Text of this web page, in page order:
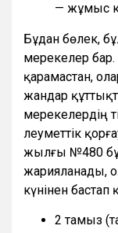
— жұмыс
Бұдан бөлек,
мерекелер
қарамастан,
жандар
мерекелердің
әлеуметтік
жылғы №480
жарияланады,
күнінен бастап
2 тамыз